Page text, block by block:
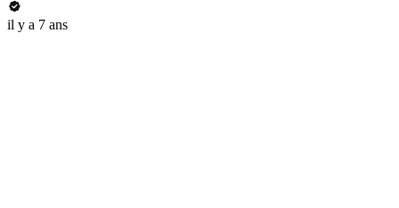
il y a 7 ans